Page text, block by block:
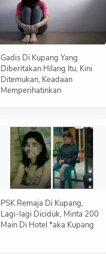
Gadis Di Kupang Yang
Diberitakan Hilang Itu, Kini
Ditemukan, Keadaan
Memperihatinkan
PSK Remaja Di Kupang,
Lagi-lagi Diciduk, Minta 200
Main Di Hotel *aka Kupang